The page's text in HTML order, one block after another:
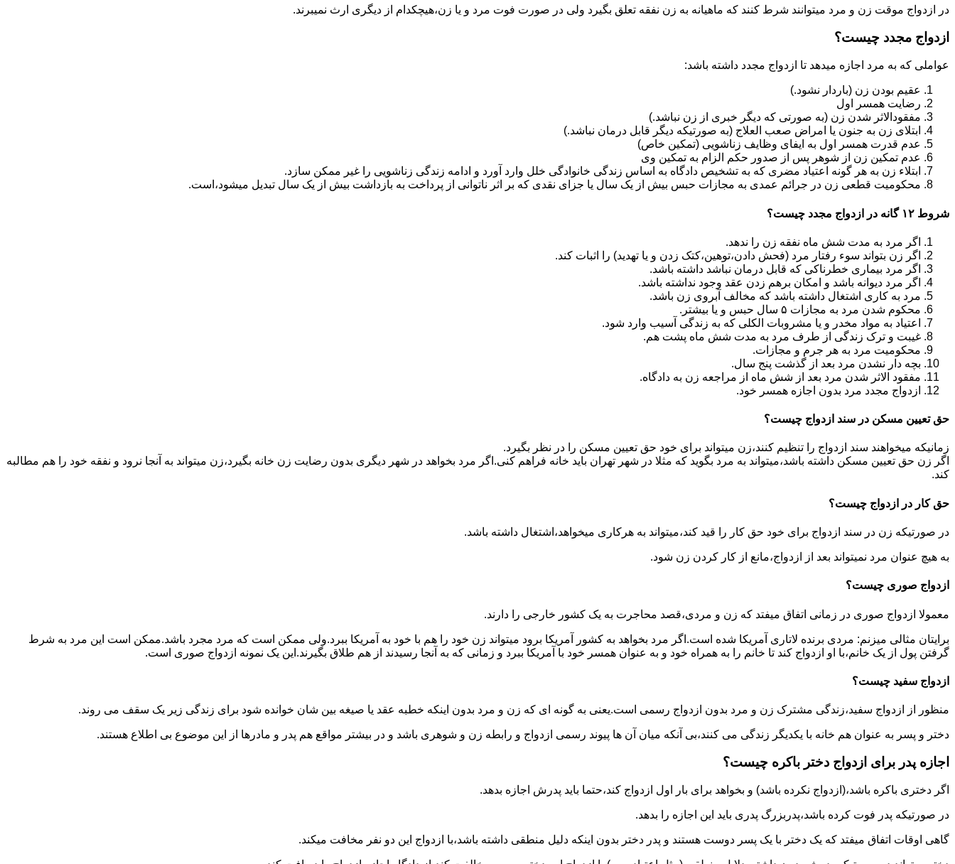
در ازدواج موقت زن و مرد میتوانند شرط کنند که ماهیانه به زن نفقه تعلق بگیرد ولی در صورت فوت مرد و یا زن،هیچکدام از دیگری ارث نمیبرند.
ازدواج مجدد چیست؟
عواملی که به مرد اجازه میدهد تا ازدواج مجدد داشته باشد:
عقیم بودن زن (باردار نشود.)
رضایت همسر اول
مفقودالاثر شدن زن (به صورتی که دیگر خبری از زن نباشد.)
ابتلای زن به جنون یا امراض صعب العلاج (به صورتیکه دیگر قابل درمان نباشد.)
عدم قدرت همسر اول به ایفای وظایف زناشویی (تمکین خاص)
عدم تمکین زن از شوهر پس از صدور حکم الزام به تمکین وی
ابتلاء زن به هر گونه اعتیاد مضری که به تشخیص دادگاه به اساس زندگی خانوادگی خلل وارد آورد و ادامه زندگی زناشویی را غیر ممکن سازد.
محکومیت قطعی زن در جرائم عمدی به مجازات حبس بیش از یک سال یا جزای نقدی که بر اثر ناتوانی از پرداخت به بازداشت بیش از یک سال تبدیل می‎شود،است.
شروط ۱۲ گانه در ازدواج مجدد چیست؟
اگر مرد به مدت شش ماه نفقه زن را ندهد.
اگر زن بتواند سوء رفتار مرد (فحش دادن،توهین،کتک زدن و یا تهدید) را اثبات کند.
اگر مرد بیماری خطرناکی که قابل درمان نباشد داشته باشد.
اگر مرد دیوانه باشد و امکان برهم زدن عقد وجود نداشته باشد.
مرد به کاری اشتغال داشته باشد که مخالف آبروی زن باشد.
محکوم شدن مرد به مجازات ۵ سال حبس و یا بیشتر.
اعتیاد به مواد مخدر و یا مشروبات الکلی که به زندگی آسیب وارد شود.
غیبت و ترک زندگی از طرف مرد به مدت شش ماه پشت هم.
محکومیت مرد به هر جرم و مجازات.
بچه دار نشدن مرد بعد از گذشت پنج سال.
مفقود الاثر شدن مرد بعد از شش ماه از مراجعه زن به دادگاه.
ازدواج مجدد مرد بدون اجازه همسر خود.
حق تعیین مسکن در سند ازدواج چیست؟
زمانیکه میخواهند سند ازدواج را تنظیم کنند،زن میتواند برای خود حق تعیین مسکن را در نظر بگیرد.
اگر زن حق تعیین مسکن داشته باشد،میتواند به مرد بگوید که مثلا در شهر تهران باید خانه فراهم کنی.اگر مرد بخواهد در شهر دیگری بدون رضایت زن خانه بگیرد،زن میتواند به آنجا نرود و نفقه خود را هم مطالبه
کند.
حق کار در ازدواج چیست؟
در صورتیکه زن در سند ازدواج برای خود حق کار را قید کند،میتواند به هرکاری میخواهد،اشتغال داشته باشد.
به هیچ عنوان مرد نمیتواند بعد از ازدواج،مانع از کار کردن زن شود.
ازدواج صوری چیست؟
معمولا ازدواج صوری در زمانی اتفاق میفتد که زن و مردی،قصد محاجرت به یک کشور خارجی را دارند.
برایتان مثالی میزنم: مردی برنده لاتاری آمریکا شده است.اگر مرد بخواهد به کشور آمریکا برود میتواند زن خود را هم با خود به آمریکا ببرد.ولی ممکن است که مرد مجرد باشد.ممکن است این مرد به شرط
گرفتن پول از یک خانم،با او ازدواج کند تا خانم را به همراه خود و به عنوان همسر خود با آمریکا ببرد و زمانی که به آنجا رسیدند از هم طلاق بگیرند.این یک نمونه ازدواج صوری است.
ازدواج سفید چیست؟
منظور از ازدواج سفید،زندگی مشترک زن و مرد بدون ازدواج رسمی است.یعنی به گونه ای که زن و مرد بدون اینکه خطبه عقد یا صیغه بین شان خوانده شود برای زندگی زیر یک سقف می روند.
دختر و پسر به عنوان هم خانه با یکدیگر زندگی می کنند،بی آنکه میان آن ها پیوند رسمی ازدواج و رابطه زن و شوهری باشد و در بیشتر مواقع هم پدر و مادرها از این موضوع بی اطلاع هستند.
اجازه پدر برای ازدواج دختر باکره چیست؟
اگر دختری باکره باشد،(ازدواج نکرده باشد) و بخواهد برای بار اول ازدواج کند،حتما باید پدرش اجازه بدهد.
در صورتیکه پدر فوت کرده باشد،پدربزرگ پدری باید این اجازه را بدهد.
گاهی اوقات اتفاق میفتد که یک دختر با یک پسر دوست هستند و پدر دختر بدون اینکه دلیل منطقی داشته باشد،با ازدواج این دو نفر مخافت میکند.